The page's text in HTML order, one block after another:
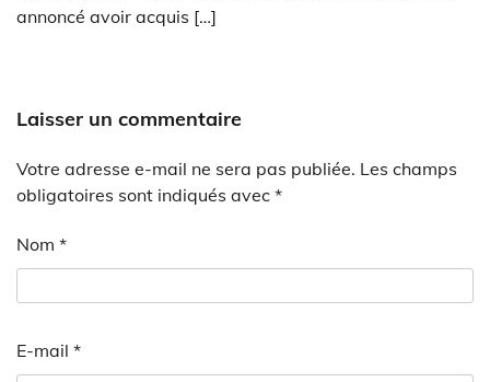
annoncé avoir acquis […]
Laisser un commentaire
Votre adresse e-mail ne sera pas publiée. Les champs
obligatoires sont indiqués avec *
Nom *
E-mail *